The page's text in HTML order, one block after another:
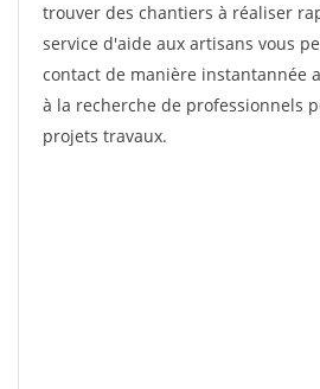
trouver des chantiers à réaliser
service d'aide aux artisans vous
contact de manière instantannée
à la recherche de professionnels
projets travaux.